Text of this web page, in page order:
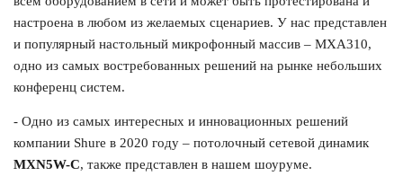
настроена в любом из желаемых сценариев. У нас представлен
и популярный настольный микрофонный массив – MXA310,
одно из самых востребованных решений на рынке небольших
конференц систем.
- Одно из самых интересных и инновационных решений
компании Shure в 2020 году – потолочный сетевой динамик
MXN5W-C, также представлен в нашем шоуруме.